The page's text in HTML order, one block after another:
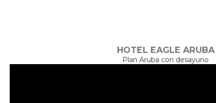
HOTEL EAGLE ARUBA
Plan Aruba con desayuno